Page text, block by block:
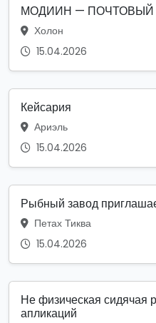
МОДИИН — ПОЧТОВЫЙ
Холон
15.04.2026
Кейсария
Ариэль
15.04.2026
Рыбный завод
Петах Тиква
15.04.2026
Не физическая сидячая
апликаций